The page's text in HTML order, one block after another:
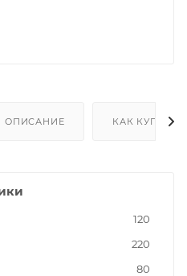
ОПИСАНИЕ КАК КУПИТЬ
120
220
80